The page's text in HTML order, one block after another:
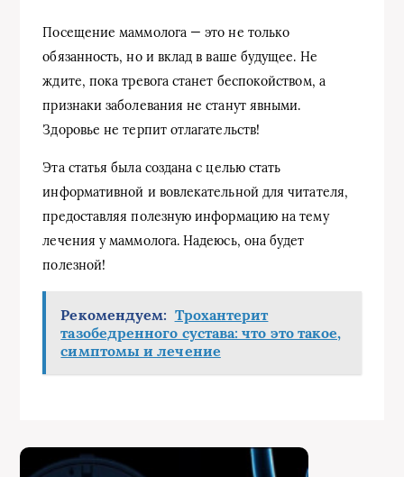
Посещение маммолога — это не только
обязанность, но и вклад в ваше будущее. Не
ждите, пока тревога станет беспокойством, а
признаки заболевания не станут явными.
Здоровье не терпит отлагательств!
Эта статья была создана с целью стать
информативной и вовлекательной для читателя,
предоставляя полезную информацию на тему
лечения у маммолога. Надеюсь, она будет
полезной!
Рекомендуем: Трохантерит
тазобедренного сустава: что это такое,
симптомы и лечение